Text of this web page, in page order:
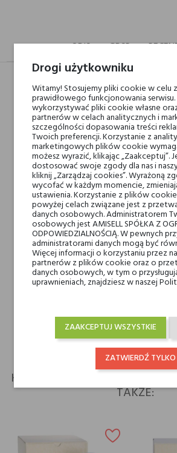
OPIS GPSR
Nuty głowy
Kawa,
Nuty serca
Skóra,
Nasiona
Nuty bazy
Rodzaj
wody
dla niej
KLIENCI, KTÓRZY KUPILI TEN
TAKŻE:
Drogi użytkowniku
Witamy! Stosujemy pliki cookie w celu
prawidłowego funkcjonowania
wykorzystywać pliki cookie własne
partnerów w celach analitycznych i
szczególności dopasowania treści
Twoich preferencji. Korzystanie z
marketingowych plików cookie
możesz wyrazić, klikając „Zaakceptuj”.
dostosować swoje zgody dla nas i
kliknij „Zarządzaj cookies”. Wyrażoną
wycofać w każdym momencie,
ustawienia. Korzystanie z plików
powyżej celach związane jest z
danych osobowych. Administratorem
osobowych jest AMISELL SPÓŁKA Z
ODPOWIEDZIALNOŚCIĄ. W pewnych
administratorami danych mogą być
Więcej informacji o korzystaniu przez
partnerów z plików cookie oraz o
danych osobowych, w tym o
uprawnieniach, znajdziesz w naszej
ZAAKCEPTUJ WSZYSTKIE
ZATWIERDŹ